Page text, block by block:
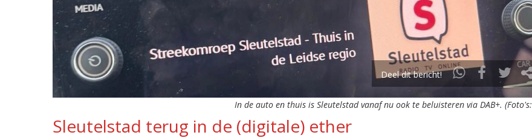
Deel dit bericht!
In de auto en thuis is Sleutelstad vanaf nu ook te beluisteren via DAB+.
Sleutelstad terug in de (digitale) ether